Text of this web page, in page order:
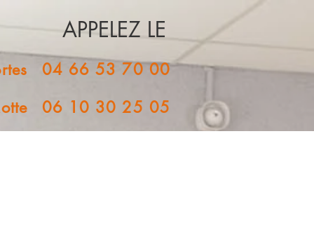
APPELEZ LE
04 66 53 70 00
06 10 30 25 05